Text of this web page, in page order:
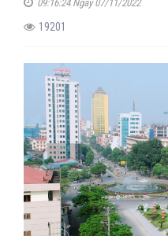
09:16:24 Ngày 07/11/2022
19201